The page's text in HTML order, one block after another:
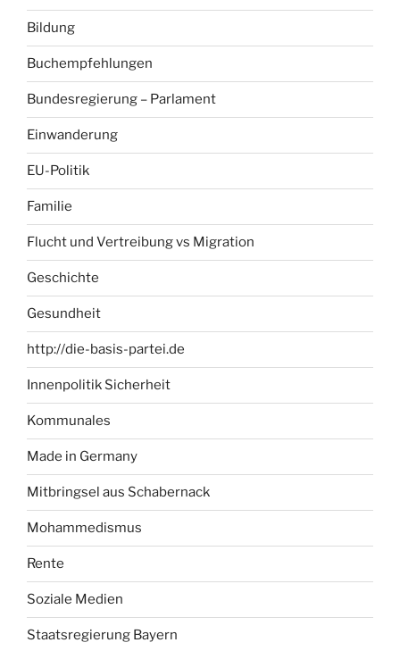
Bildung
Buchempfehlungen
Bundesregierung – Parlament
Einwanderung
EU-Politik
Familie
Flucht und Vertreibung vs Migration
Geschichte
Gesundheit
http://die-basis-partei.de
Innenpolitik Sicherheit
Kommunales
Made in Germany
Mitbringsel aus Schabernack
Mohammedismus
Rente
Soziale Medien
Staatsregierung Bayern